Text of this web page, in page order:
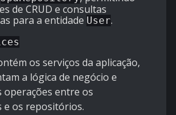
de CRUD e consultas
para a entidade User.
os serviços da aplicação,
a lógica de negócio e
operações entre os
os repositórios.